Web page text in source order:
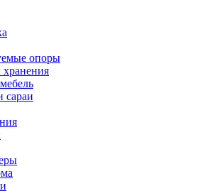
опоры
сараи